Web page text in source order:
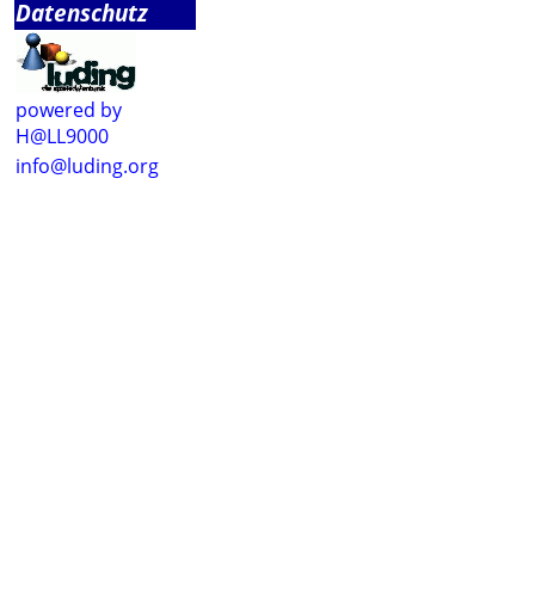
Datenschutz
powered by
H@LL9000
info@luding.org